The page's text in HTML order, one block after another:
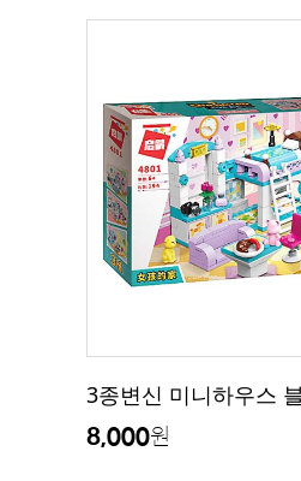
3종변신 미니하우스
8,000원